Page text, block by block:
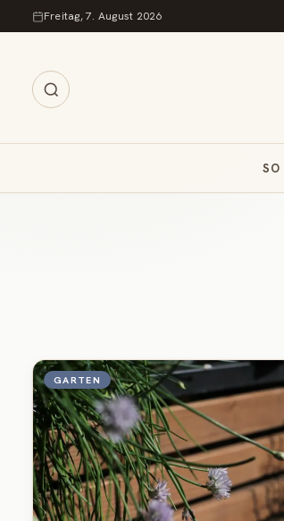
Zum Inhalt springen
Freitag, 7. August 2026
SO
GARTEN